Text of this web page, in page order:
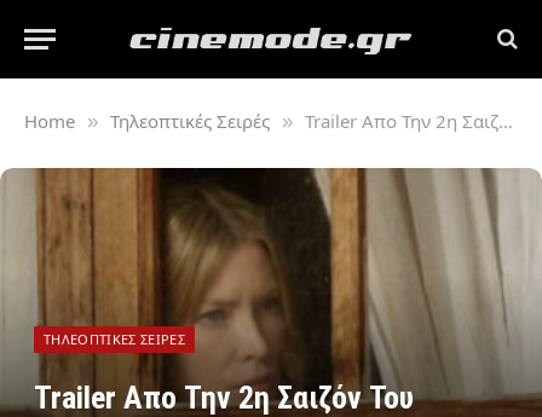
Home » Τηλεοπτικές Σειρές » Trailer Απο Την 2η Σαιζόν Του “Glitch”
ΤΗΛΕΟΠΤΙΚΈΣ ΣΕΙΡΈΣ
Trailer Απο Την 2η Σαιζόν Του